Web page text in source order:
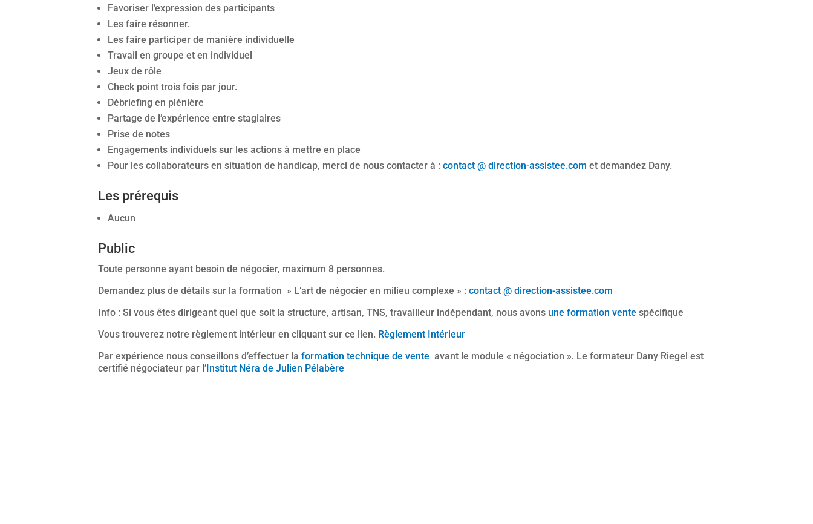
Favoriser l’expression des participants
Les faire résonner.
Les faire participer de manière individuelle
Travail en groupe et en individuel
Jeux de rôle
Check point trois fois par jour.
Débriefing en plénière
Partage de l’expérience entre stagiaires
Prise de notes
Engagements individuels sur les actions à mettre en place
Pour les collaborateurs en situation de handicap, merci de nous contacter à : contact @ direction-assistee.com et demandez Dany.
Les prérequis
Aucun
Public
Toute personne ayant besoin de négocier, maximum 8 personnes.
Demandez plus de détails sur la formation » L’art de négocier en milieu complexe » : contact @ direction-assistee.com
Info : Si vous êtes dirigeant quel que soit la structure, artisan, TNS, travailleur indépendant, nous avons une formation vente spécifique
Vous trouverez notre règlement intérieur en cliquant sur ce lien. Règlement Intérieur
Par expérience nous conseillons d’effectuer la formation technique de vente avant le module « négociation ». Le formateur Dany Riegel est
certifié négociateur par l’Institut Néra de Julien Pélabère